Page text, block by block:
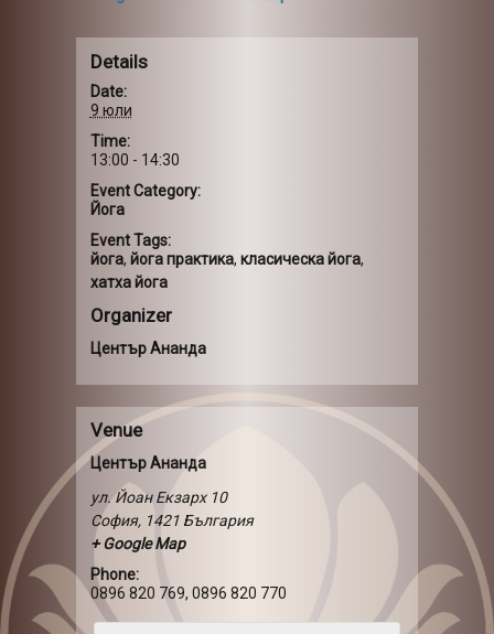
Details
Date:
9 юли
Time:
13:00 - 14:30
Event Category:
Йога
Event Tags:
йога, йога практика, класическа йога,
хатха йога
Organizer
Център Ананда
Venue
Център Ананда
ул. Йоан Екзарх 10
София, 1421 България
+ Google Map
Phone:
0896 820 769, 0896 820 770